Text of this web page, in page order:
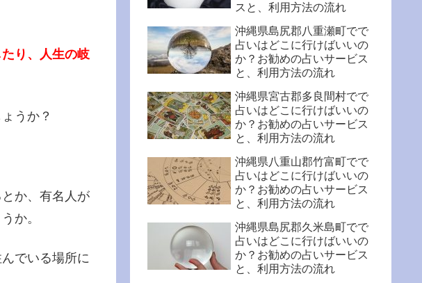
り、人生の岐
うか？
か、有名人が
か。
でいる場所に
スと、利用方法の流れ
沖縄県島尻郡八重瀬町でで
占いはどこに行けばいいの
か？お勧めの占いサービス
と、利用方法の流れ
沖縄県宮古郡多良間村でで
占いはどこに行けばいいの
か？お勧めの占いサービス
と、利用方法の流れ
沖縄県八重山郡竹富町でで
占いはどこに行けばいいの
か？お勧めの占いサービス
と、利用方法の流れ
沖縄県島尻郡久米島町でで
占いはどこに行けばいいの
か？お勧めの占いサービス
と、利用方法の流れ